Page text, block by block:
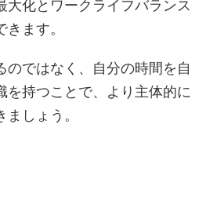
大化とワークライフバランス
ます。
のではなく、自分の時間を自
を持つことで、より主体的に
しょう。